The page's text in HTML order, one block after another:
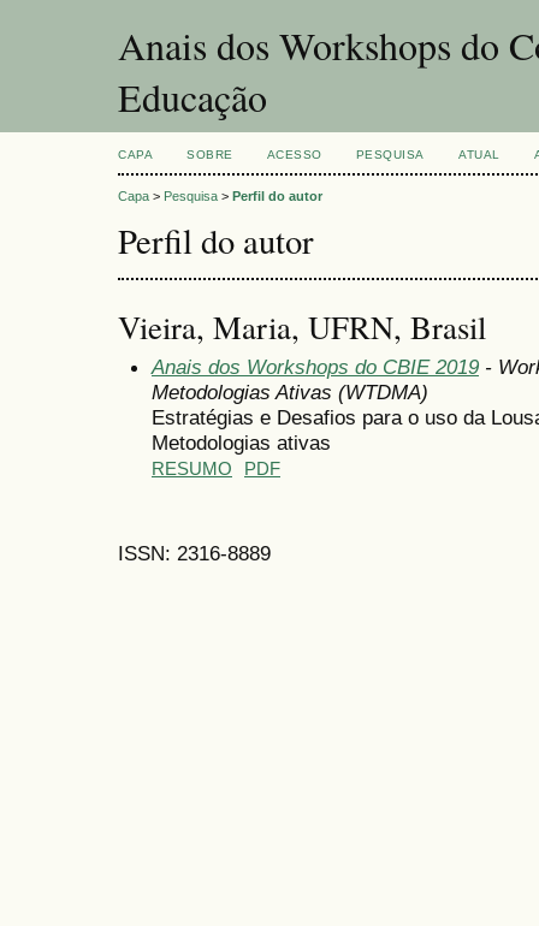
Anais dos Workshops do
Educação
CAPA SOBRE ACESSO PESQUISA ATUAL
Capa > Pesquisa > Perfil do autor
Perfil do autor
Vieira, Maria, UFRN, Brasil
Anais dos Workshops do CBIE 2019 -
Metodologias Ativas (WTDMA)
Estratégias e Desafios para o uso da
Metodologias ativas
RESUMO PDF
ISSN: 2316-8889